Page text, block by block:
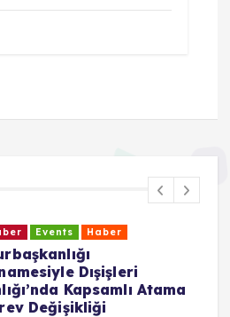
Events Haber
Dışişleri
Kapsamlı Atama
Değişikliği